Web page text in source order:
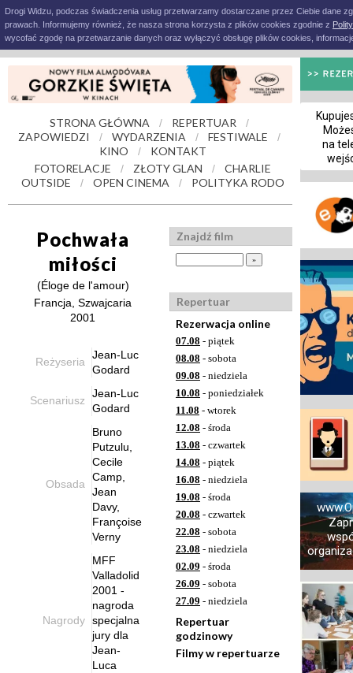
Drogi Widzu, podczas świadczenia usług przetwarzamy dostarczane przez Ciebie dane
prawach. Informujemy również, że nasza strona korzysta z plików cookies zgodnie z
wycofać zgodę na przetwarzanie danych oraz wyłączyć obsługę plików cookies,
STRONA GŁÓWNA / REPERTUAR /
ZAPOWIEDZI / WYDARZENIA / FESTIWALE /
KINO /
KONTAKT
FOTORELACJE
/ ZŁOTY GLAN /
CHARLIE
OUTSIDE
/ OPEN CINEMA / POLITYKA RODO
Pochwała
miłości
(Éloge de l'amour)
Francja, Szwajcaria
2001
Reżyseria
Jean-Luc
Godard
Scenariusz
Jean-Luc
Godard
Obsada
Bruno
Putzulu,
Cecile
Camp,
Jean
Davy,
Françoise
Verny
Nagrody
MFF
Valladolid
2001 -
nagroda
specjalna
jury dla
Jean-
Luca
Znajdź film
Repertuar
Rezerwacja online
07.08 - piątek
08.08 - sobota
09.08 - niedziela
10.08 - poniedziałek
11.08 - wtorek
12.08 - środa
13.08 - czwartek
14.08 - piątek
16.08 - niedziela
19.08 - środa
20.08 - czwartek
22.08 - sobota
23.08 - niedziela
02.09 - środa
26.09 - sobota
27.09 - niedziela
Repertuar
godzinowy
Filmy w repertuarze
na